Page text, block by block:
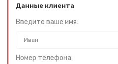
Данные клиента
Введите ваше имя:
Номер телефона: